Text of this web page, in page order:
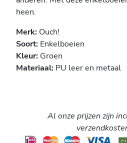
heen.
Merk: Ouch!
Soort: Enkelboeien
Kleur: Groen
Materiaal: PU leer en metaal
Al onze prijzen zijn